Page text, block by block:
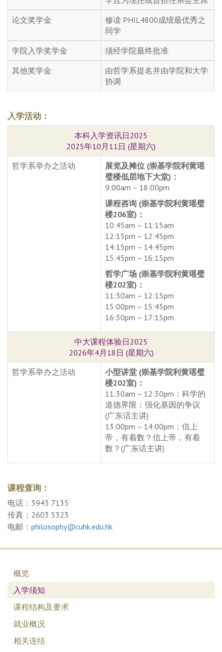
论文奖学金
修读 PHIL4800成绩最优秀之
同学
学院入学奖学金
须经学院最终批准
其他奖学金
由哲学系提名并由学院和大学
协调
入学活动：
本科入学资讯日2025
2025年10月11日 (星期六)
哲学系举办之活动
展览及摊位 (崇基学院利黄瑶
璧楼低层地下大堂)：
9:00am – 18:00pm
课程咨询 (崇基学院利黄瑶璧
楼206室)：
10:45am – 11:15am
12:15pm – 12:45pm
14:15pm – 14:45pm
15:45pm – 16:15pm
哲学广场 (崇基学院利黄瑶璧
楼202室)：
11:30am – 12:15pm
15:00pm – 15:45pm
16:30pm – 17:15pm
中大课程体验日2025
2026年4月18日 (星期六)
哲学系举办之活动
小型讲堂 (崇基学院利黄瑶璧
楼202室)：
11:30am – 12:30pm：科学的
道德界限：强化基因的争议
(广东话主讲)
13:00pm – 14:00pm：信上
帝，有着数？信上帝，有着
数？(广东话主讲)
课程查询：
电话：3943 7135
传真：2603 5323
电邮： philosophy@cuhk.edu.hk
概览
入学须知
课程结构及要求
就业概况
相关连结